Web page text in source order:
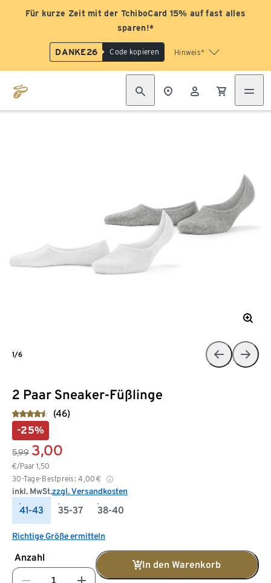
Für kurze Zeit mit der TchiboCard 15% auf fast alles
sparen!*
DANKE26 Code kopieren Hinweis*
2 Paar Sneaker-Füßlinge
(46)
-25%
5,99 3,00
€/Paar 1,50
30-Tage-Bestpreis: 4,00 €
inkl. MwSt.zzgl. Versandkosten
41-43 35-37 38-40
Richtige Größe ermitteln
Anzahl
In den Warenkorb
1/6